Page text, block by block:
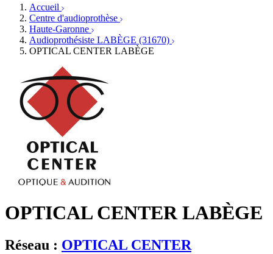
Écoles spécialisées
Fournisseurs
Associations
Services ORL
Orthophonistes
Formations et écoles
Organismes / Syndicats
Produits
Ressources
Actualités
AuditionTV
Évènements
Accueil
Centre d'audioprothèse
Haute-Garonne
Audioprothésiste LABÈGE (31670)
OPTICAL CENTER LABÈGE
OPTICAL CENTER LABÈGE
Réseau : OPTICAL CENTER